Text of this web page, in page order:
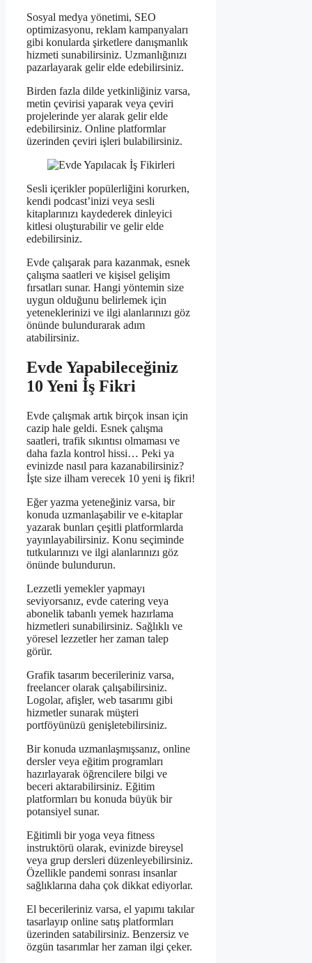
Sosyal medya yönetimi, SEO
optimizasyonu, reklam kampanyaları
gibi konularda şirketlere danışmanlık
hizmeti sunabilirsiniz. Uzmanlığınızı
pazarlayarak gelir elde edebilirsiniz.
Birden fazla dilde yetkinliğiniz varsa,
metin çevirisi yaparak veya çeviri
projelerinde yer alarak gelir elde
edebilirsiniz. Online platformlar
üzerinden çeviri işleri bulabilirsiniz.
Sesli içerikler popülerliğini korurken,
kendi podcast’inizi veya sesli
kitaplarınızı kaydederek dinleyici
kitlesi oluşturabilir ve gelir elde
edebilirsiniz.
Evde çalışarak para kazanmak, esnek
çalışma saatleri ve kişisel gelişim
fırsatları sunar. Hangi yöntemin size
uygun olduğunu belirlemek için
yeteneklerinizi ve ilgi alanlarınızı göz
önünde bulundurarak adım
atabilirsiniz.
Evde Yapabileceğiniz
10 Yeni İş Fikri
Evde çalışmak artık birçok insan için
cazip hale geldi. Esnek çalışma
saatleri, trafik sıkıntısı olmaması ve
daha fazla kontrol hissi… Peki ya
evinizde nasıl para kazanabilirsiniz?
İşte size ilham verecek 10 yeni iş fikri!
Eğer yazma yeteneğiniz varsa, bir
konuda uzmanlaşabilir ve e-kitaplar
yazarak bunları çeşitli platformlarda
yayınlayabilirsiniz. Konu seçiminde
tutkularınızı ve ilgi alanlarınızı göz
önünde bulundurun.
Lezzetli yemekler yapmayı
seviyorsanız, evde catering veya
abonelik tabanlı yemek hazırlama
hizmetleri sunabilirsiniz. Sağlıklı ve
yöresel lezzetler her zaman talep
görür.
Grafik tasarım becerileriniz varsa,
freelancer olarak çalışabilirsiniz.
Logolar, afişler, web tasarımı gibi
hizmetler sunarak müşteri
portföyünüzü genişletebilirsiniz.
Bir konuda uzmanlaşmışsanız, online
dersler veya eğitim programları
hazırlayarak öğrencilere bilgi ve
beceri aktarabilirsiniz. Eğitim
platformları bu konuda büyük bir
potansiyel sunar.
Eğitimli bir yoga veya fitness
instruktörü olarak, evinizde bireysel
veya grup dersleri düzenleyebilirsiniz.
Özellikle pandemi sonrası insanlar
sağlıklarına daha çok dikkat ediyorlar.
El becerileriniz varsa, el yapımı takılar
tasarlayıp online satış platformları
üzerinden satabilirsiniz. Benzersiz ve
özgün tasarımlar her zaman ilgi çeker.